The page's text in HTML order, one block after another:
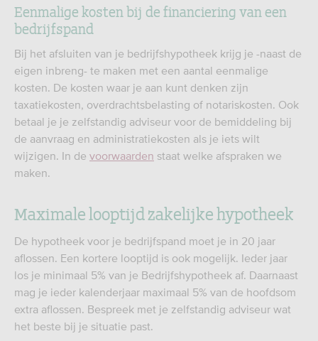
Eenmalige kosten bij de financiering van een
bedrijfspand
Bij het afsluiten van je bedrijfshypotheek krijg je -naast de
eigen inbreng- te maken met een aantal eenmalige
kosten. De kosten waar je aan kunt denken zijn
taxatiekosten, overdrachtsbelasting of notariskosten. Ook
betaal je je zelfstandig adviseur voor de bemiddeling bij
de aanvraag en administratiekosten als je iets wilt
wijzigen. In de voorwaarden staat welke afspraken we
maken.
Maximale looptijd zakelijke hypotheek
De hypotheek voor je bedrijfspand moet je in 20 jaar
aflossen. Een kortere looptijd is ook mogelijk. Ieder jaar
los je minimaal 5% van je Bedrijfshypotheek af. Daarnaast
mag je ieder kalenderjaar maximaal 5% van de hoofdsom
extra aflossen. Bespreek met je zelfstandig adviseur wat
het beste bij je situatie past.